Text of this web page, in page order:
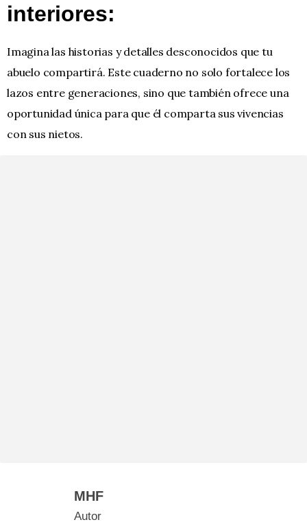
interiores:
Imagina las historias y detalles desconocidos que tu
abuelo compartirá. Este cuaderno no solo fortalece los
lazos entre generaciones, sino que también ofrece una
oportunidad única para que él comparta sus vivencias
con sus nietos.
MHF
Autor